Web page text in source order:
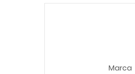
Marca